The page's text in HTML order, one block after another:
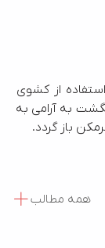
از کشوی
به آرامی به
باز گردد.
همه مطالب